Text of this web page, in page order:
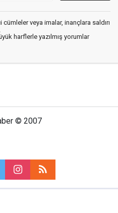
veya imalar, inançlara saldırı
harflerle yazılmış yorumlar
© 2007